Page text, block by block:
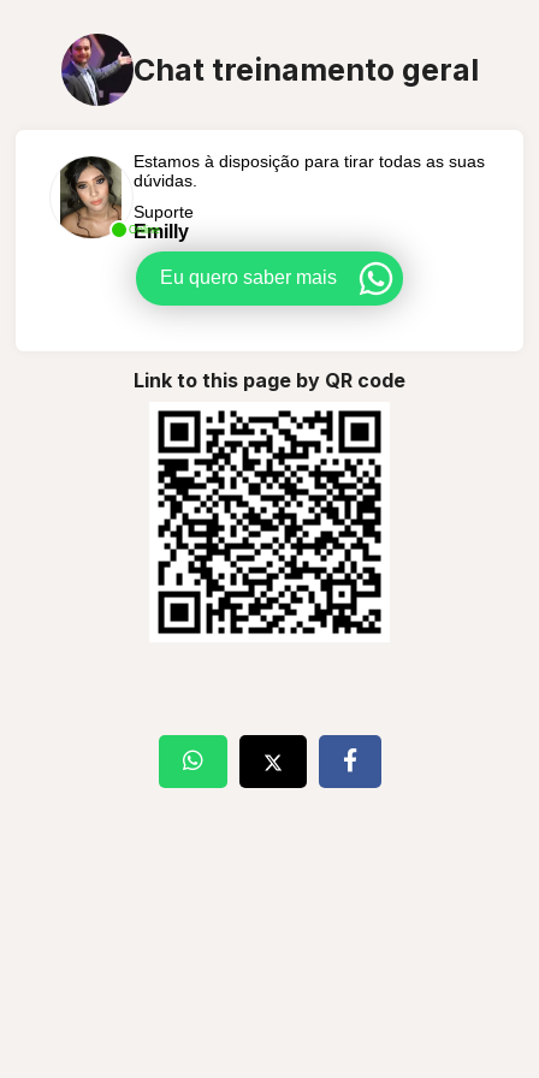
Chat treinamento geral
Online
Estamos à disposição para tirar todas as suas
dúvidas.
Suporte
Emilly
Eu quero saber mais
Link to this page by QR code